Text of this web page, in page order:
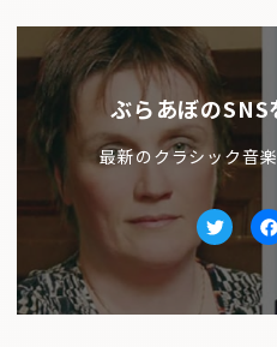
ぶらあぼのSNS
最新のクラシック音